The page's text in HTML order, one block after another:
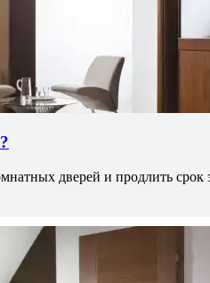
дверей и продлить срок